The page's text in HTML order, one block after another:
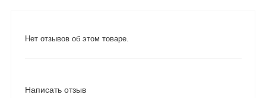
Нет отзывов об этом товаре.
Написать отзыв